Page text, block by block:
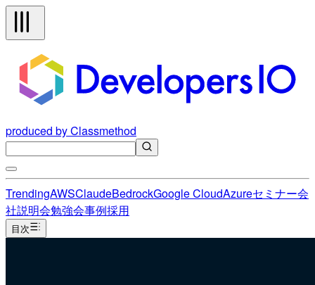
produced by Classmethod
TrendingAWSClaudeBedrockGoogle CloudAzureセミナー会
社説明会勉強会事例採用
目次